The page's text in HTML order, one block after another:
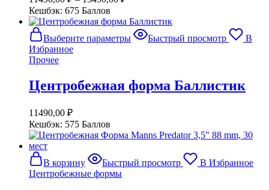
товара.
Кешбэк: 675 Баллов
Выберите параметры
Этот
товар
Опции
можно
товара.
Быстрый просмотр
В
Избранное
Прочее
Центробежная форма Баллистик
11490,00 ₽
Кешбэк: 575 Баллов
В корзину Быстрый просмотр
В Избранное
Центробежные формы